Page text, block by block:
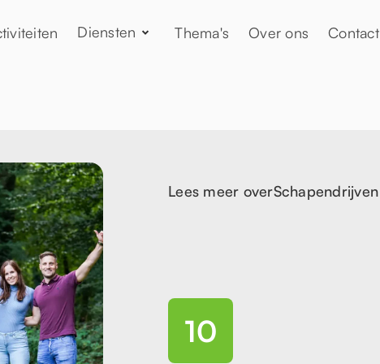
Diensten Thema's Over ons Contact
Lees meer overSchapendrijven
10